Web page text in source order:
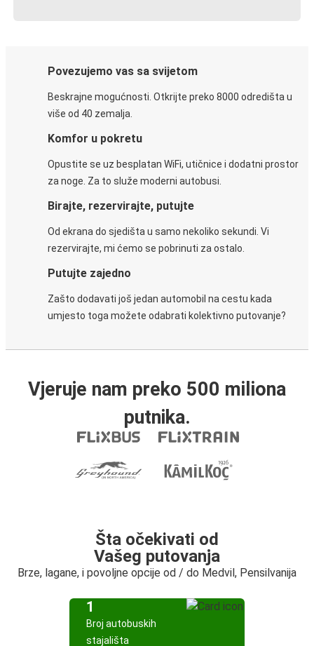
Povezujemo vas sa svijetom
Beskrajne mogućnosti. Otkrijte preko 8000 odredišta u
više od 40 zemalja.
Komfor u pokretu
Opustite se uz besplatan WiFi, utičnice i dodatni prostor
za noge. Za to služe moderni autobusi.
Birajte, rezervirajte, putujte
Od ekrana do sjedišta u samo nekoliko sekundi. Vi
rezervirajte, mi ćemo se pobrinuti za ostalo.
Putujte zajedno
Zašto dodavati još jedan automobil na cestu kada
umjesto toga možete odabrati kolektivno putovanje?
Vjeruje nam preko 500 miliona
putnika.
Šta očekivati od
Vašeg putovanja
Brze, lagane, i povoljne opcije od / do Medvil, Pensilvanija
1
Broj autobuskih
stajališta